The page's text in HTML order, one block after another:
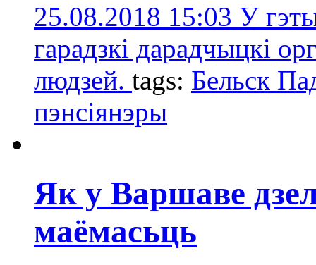
25.08.2018 15:03 У
гарадзкі дарадчыцкі
людзей. tags: Бельск
пэнсіянэры
Як у Варшаве
маёмасьць